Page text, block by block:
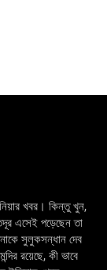
খবর। কিন্তু খুন,
এসেই পড়েছেন তা
সুলুকসন্ধান দেব
রয়েছে, কী ভাবে